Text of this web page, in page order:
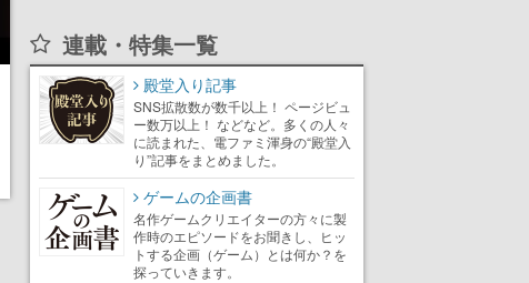
連載・特集一覧
殿堂入り記事
SNS拡散数が数千以上！ ページビュ
ー数万以上！ などなど。多くの人々
に読まれた、電ファミ渾身の“殿堂入
り”記事をまとめました。
ゲームの企画書
名作ゲームクリエイターの方々に製
作時のエピソードをお聞きし、ヒッ
トする企画（ゲーム）とは何か？を
探っていきます。